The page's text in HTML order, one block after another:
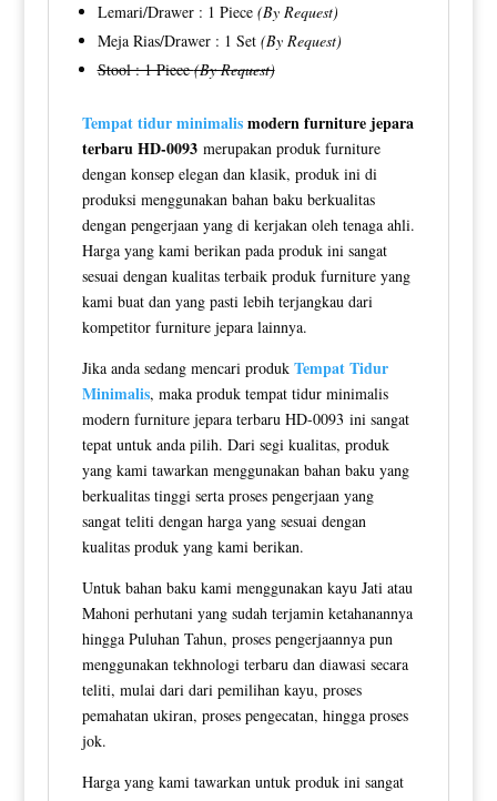
Lemari/Drawer : 1 Piece (By Request)
Meja Rias/Drawer : 1 Set (By Request)
Stool : 1 Piece(By Request)
Tempat tidur minimalismodern furniture jepara
terbaru HD-0093merupakan produk furniture
dengan konsep elegan dan klasik, produk ini di
produksi menggunakan bahan baku berkualitas
dengan pengerjaan yang di kerjakan oleh tenaga ahli.
Harga yang kami berikan pada produk ini sangat
sesuai dengan kualitas terbaik produk furniture yang
kami buat dan yang pasti lebih terjangkau dari
kompetitor furniture jepara lainnya.
Jika anda sedang mencari produk Tempat Tidur
Minimalis, maka produk tempat tidur minimalis
modern furniture jepara terbaru HD-0093 ini sangat
tepat untuk anda pilih. Dari segi kualitas, produk
yang kami tawarkan menggunakan bahan baku yang
berkualitas tinggi serta proses pengerjaan yang
sangat teliti dengan harga yang sesuai dengan
kualitas produk yang kami berikan.
Untuk bahan baku kami menggunakan kayu Jati atau
Mahoni perhutani yang sudah terjamin ketahanannya
hingga Puluhan Tahun, proses pengerjaannya pun
menggunakan tekhnologi terbaru dan diawasi secara
teliti, mulai dari dari pemilihan kayu, proses
pemahatan ukiran, proses pengecatan, hingga proses
jok.
Harga yang kami tawarkan untuk produk ini sangat